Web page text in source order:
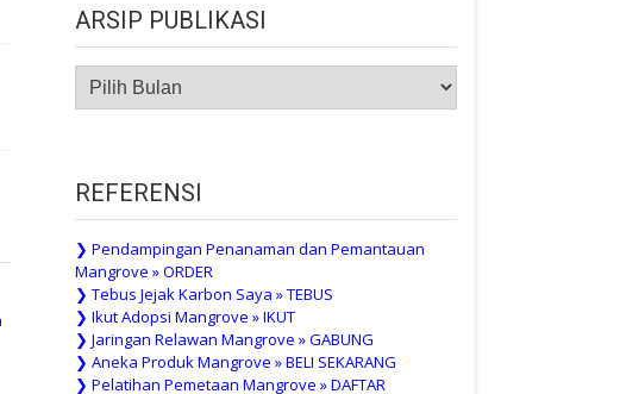
ARSIP PUBLIKASI
PUBLIKASI
REFERENSI
❯ Pendampingan Penanaman dan Pemantauan
Mangrove » ORDER
❯ Tebus Jejak Karbon Saya » TEBUS
❯ Ikut Adopsi Mangrove » IKUT
❯ Jaringan Relawan Mangrove » GABUNG
❯ Aneka Produk Mangrove » BELI SEKARANG
❯ Pelatihan Pemetaan Mangrove » DAFTAR